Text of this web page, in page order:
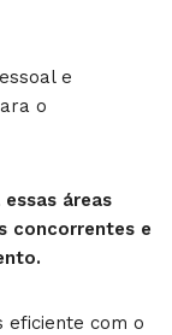
e
o
áreas
concorrentes e
eficiente com o